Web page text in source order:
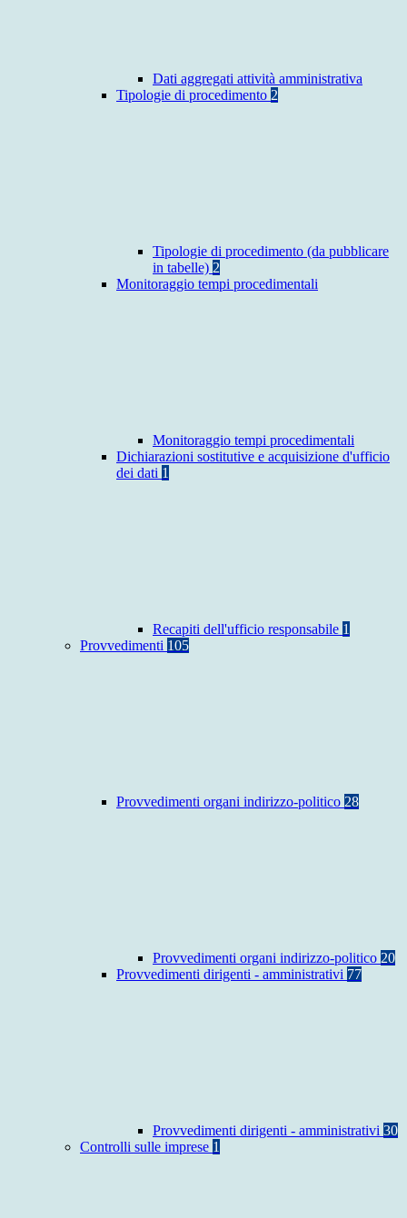
Dati aggregati attività amministrativa
Tipologie di procedimento 2
Tipologie di procedimento (da pubblicare
in tabelle) 2
Monitoraggio tempi procedimentali
Monitoraggio tempi procedimentali
Dichiarazioni sostitutive e acquisizione d'ufficio
dei dati 1
Recapiti dell'ufficio responsabile 1
Provvedimenti 105
Provvedimenti organi indirizzo-politico 28
Provvedimenti organi indirizzo-politico 20
Provvedimenti dirigenti - amministrativi 77
Provvedimenti dirigenti - amministrativi 30
Controlli sulle imprese 1